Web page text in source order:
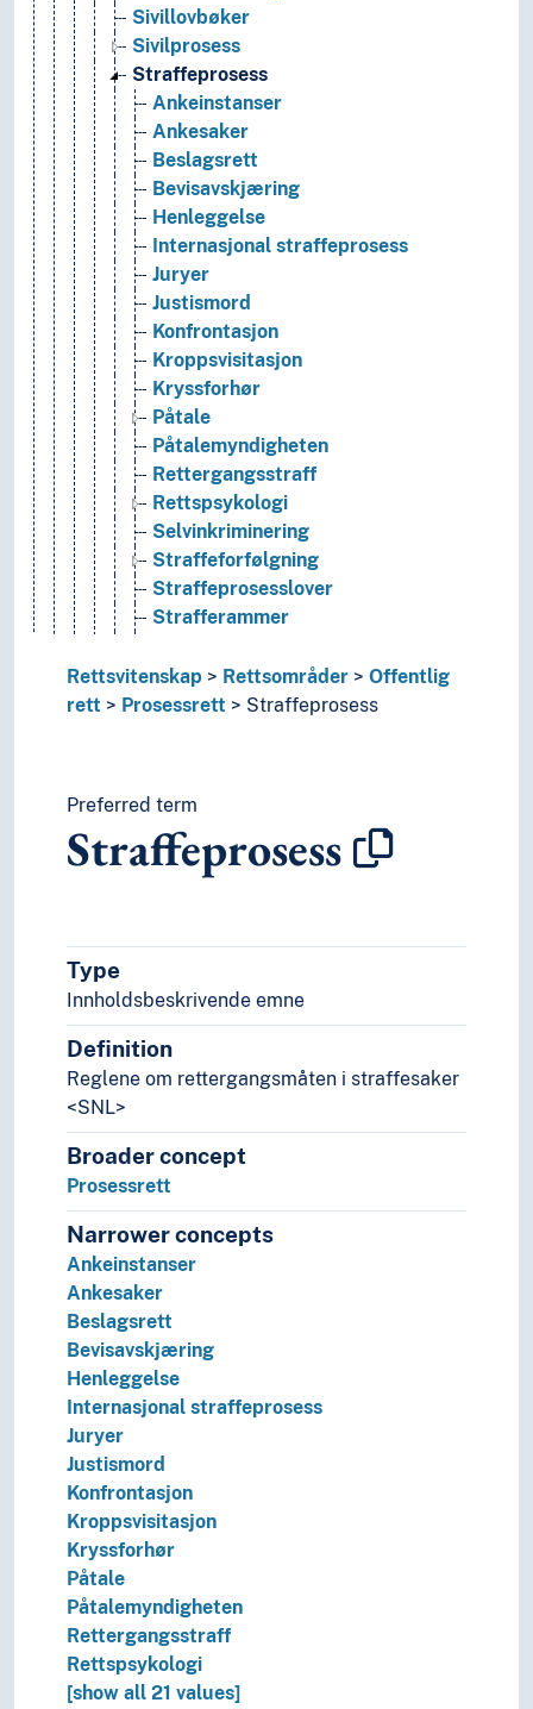
Sivillovbøker
Sivilprosess
Straffeprosess
Ankeinstanser
Ankesaker
Beslagsrett
Bevisavskjæring
Henleggelse
Internasjonal straffeprosess
Juryer
Justismord
Konfrontasjon
Kroppsvisitasjon
Kryssforhør
Påtale
Påtalemyndigheten
Rettergangsstraff
Rettspsykologi
Selvinkriminering
Straffeforfølgning
Straffeprosesslover
Strafferammer
Tiltalebeslutning
Tvister
Strafferett
Undervisningsrett
Rettsoppfatning
Utlendingsrett
Rettssikkerhet
Rettssystemer
Samfunnsvitenskap
Språk
Tid i enheter, stadier og perioder
Rettsvitenskap Rettsområder
Offentlig
rett
Prosessrett Straffeprosess
Preferred term
Straffeprosess
Type
Innholdsbeskrivende emne
Definition
Reglene om rettergangsmåten i straffesaker
<SNL>
Broader concept
Prosessrett
Narrower concepts
Ankeinstanser
Ankesaker
Beslagsrett
Bevisavskjæring
Henleggelse
Internasjonal straffeprosess
Juryer
Justismord
Konfrontasjon
Kroppsvisitasjon
Kryssforhør
Påtale
Påtalemyndigheten
Rettergangsstraff
Rettspsykologi
[show all 21 values]